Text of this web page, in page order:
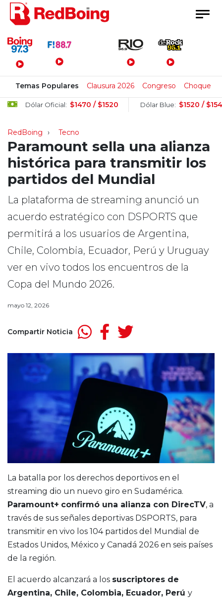
Menú Principal
Temas Populares Clausura 2026 Congreso Choque
Dólar Oficial: $1470 / $1520 Dólar Blue: $1520 / $1540
RedBoing Tecno
Paramount sella una alianza
histórica para transmitir los
partidos del Mundial
La plataforma de streaming anunció un
acuerdo estratégico con DSPORTS que
permitirá a los usuarios de Argentina,
Chile, Colombia, Ecuador, Perú y Uruguay
ver en vivo todos los encuentros de la
Copa del Mundo 2026.
mayo 12, 2026
Compartir Noticia
La batalla por los derechos deportivos en el
streaming dio un nuevo giro en Sudamérica.
Paramount+ confirmó una alianza con DirecTV, a
través de sus señales deportivas DSPORTS, para
transmitir en vivo los 104 partidos del Mundial de
Estados Unidos, México y Canadá 2026 en seis países
de la región.
El acuerdo alcanzará a los suscriptores de
Argentina, Chile, Colombia, Ecuador, Perú y